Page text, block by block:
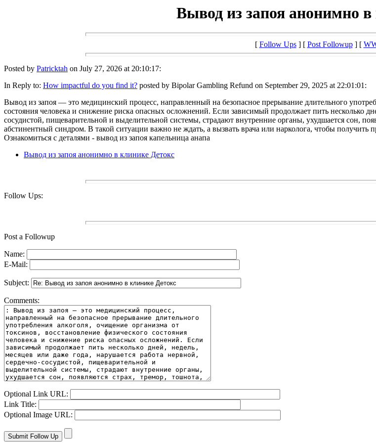
Вывод из запоя анонимно
[ Follow Ups] [ Post Followup] [
Posted by Patricktah on July 27, 2026 at 20:10:17:
In Reply to: How impactful do you find it? posted by Bipolar Gambling Refund on September 29, 2025 at 22:01:01:
Вывод из запоя — это медицинский процесс, направленный на безопасное прерывание длительного
состояния человека и снижение риска опасных осложнений. Если зависимый продолжает пить несколько
сосудистой, пищеварительной и выделительной системы, страдают внутренние органы, ухудшается сон,
абстинентный синдром. В такой ситуации важно не ждать, а вызвать врача или нарколога, чтобы
Ознакомиться с деталями - вывод из запоя капельница анапа
Вывод из запоя анонимно в клинике Детокс
Follow Ups:
Post a Followup
Name:
E-Mail:
Subject:
Comments:
Optional Link URL:
Link Title:
Optional Image URL: